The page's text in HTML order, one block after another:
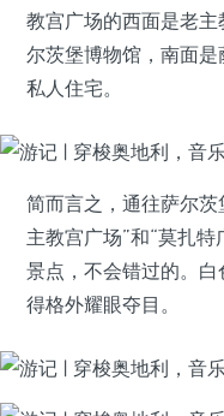
教宫广场的西面是老
尔茨堡博物馆，南面
私人住宅。
简而言之，通往萨尔
主教宫广场”和“莫扎
景点，不会错过的。
得格外耀眼夺目。